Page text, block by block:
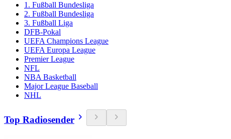
1. Fußball Bundesliga
2. Fußball Bundesliga
3. Fußball Liga
DFB-Pokal
UEFA Champions League
UEFA Europa League
Premier League
NFL
NBA Basketball
Major League Baseball
NHL
Top Radiosender